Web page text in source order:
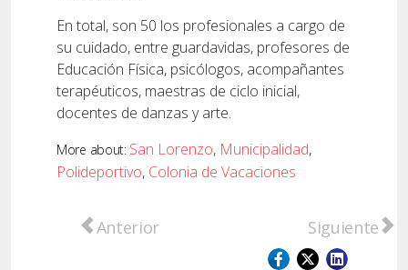
En total, son 50 los profesionales a cargo de
su cuidado, entre guardavidas, profesores de
Educación Física, psicólogos, acompañantes
terapéuticos, maestras de ciclo inicial,
docentes de danzas y arte.
More about: San Lorenzo, Municipalidad,
Polideportivo, Colonia de Vacaciones
Artículo anterior: Así conmemorará San
Anterior Artículo
Siguiente